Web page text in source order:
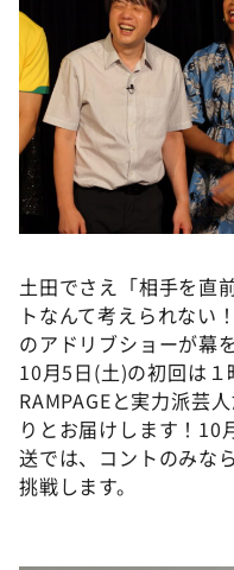
土田でさえ「相手を直
トなんて考えられない
のアドリブショーが
10月5日(土)の初回は
RAMPAGEと実力派芸
りとお届けします！10
送では、コントのみな
挑戦します。